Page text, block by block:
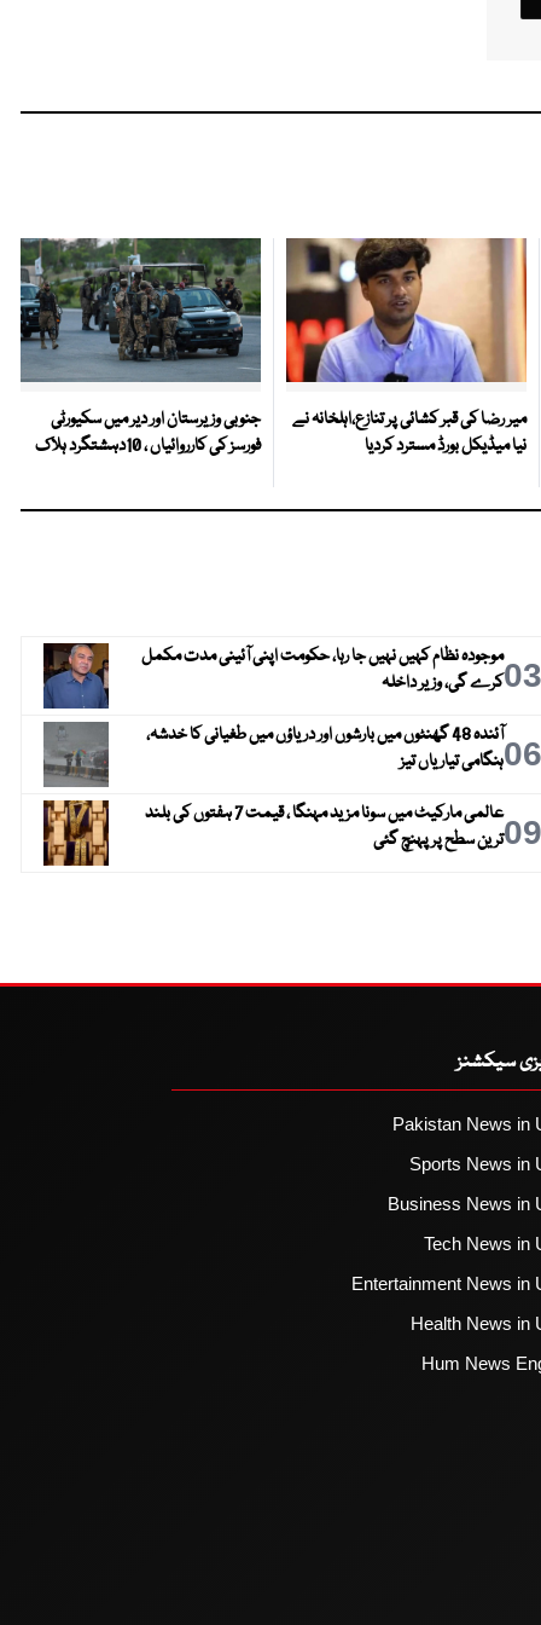
میر رضا کی قبر کشائی پر تنازع،اہلخانہ نے
نیا میڈیکل بورڈ مسترد کردیا
جنوبی وزیرستان اور دیر میں سکیورٹی
فورسز کی کارروائیاں ، 10دہشتگرد ہلاک
03موجودہ نظام کہیں نہیں جا رہا، حکومت اپنی آئینی مدت مکمل
کرے گی، وزیر داخلہ
06
آئندہ 48 گھنٹوں میں بارشوں اور دریاؤں میں طغیانی کا خدشہ،
ہنگامی تیاریاں تیز
09
عالمی مارکیٹ میں سونا مزید مہنگا ، قیمت 7 ہفتوں کی بلند
ترین سطح پر پہنچ گئی
سیکشنز
Pakistan News in
Sports News in
Business News in
Tech News in
Entertainment News in
Health News in
Hum News